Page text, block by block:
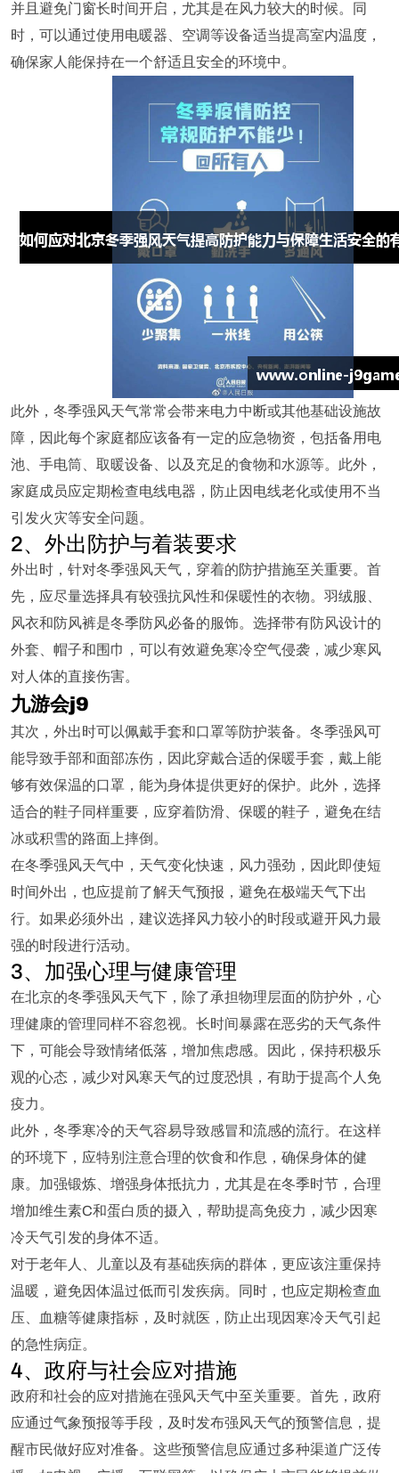
并且避免门窗长时间开启，尤其是在风力较大的时候。同
时，可以通过使用电暖器、空调等设备适当提高室内温度，
确保家人能保持在一个舒适且安全的环境中。
此外，冬季强风天气常常会带来电力中断或其他基础设施故
障，因此每个家庭都应该备有一定的应急物资，包括备用电
池、手电筒、取暖设备、以及充足的食物和水源等。此外，
家庭成员应定期检查电线电器，防止因电线老化或使用不当
引发火灾等安全问题。
2、外出防护与着装要求
外出时，针对冬季强风天气，穿着的防护措施至关重要。首
先，应尽量选择具有较强抗风性和保暖性的衣物。羽绒服、
风衣和防风裤是冬季防风必备的服饰。选择带有防风设计的
外套、帽子和围巾，可以有效避免寒冷空气侵袭，减少寒风
对人体的直接伤害。
九游会j9
其次，外出时可以佩戴手套和口罩等防护装备。冬季强风可
能导致手部和面部冻伤，因此穿戴合适的保暖手套，戴上能
够有效保温的口罩，能为身体提供更好的保护。此外，选择
适合的鞋子同样重要，应穿着防滑、保暖的鞋子，避免在结
冰或积雪的路面上摔倒。
在冬季强风天气中，天气变化快速，风力强劲，因此即使短
时间外出，也应提前了解天气预报，避免在极端天气下出
行。如果必须外出，建议选择风力较小的时段或避开风力最
强的时段进行活动。
3、加强心理与健康管理
在北京的冬季强风天气下，除了承担物理层面的防护外，心
理健康的管理同样不容忽视。长时间暴露在恶劣的天气条件
下，可能会导致情绪低落，增加焦虑感。因此，保持积极乐
观的心态，减少对风寒天气的过度恐惧，有助于提高个人免
疫力。
此外，冬季寒冷的天气容易导致感冒和流感的流行。在这样
的环境下，应特别注意合理的饮食和作息，确保身体的健
康。加强锻炼、增强身体抵抗力，尤其是在冬季时节，合理
增加维生素C和蛋白质的摄入，帮助提高免疫力，减少因寒
冷天气引发的身体不适。
对于老年人、儿童以及有基础疾病的群体，更应该注重保持
温暖，避免因体温过低而引发疾病。同时，也应定期检查血
压、血糖等健康指标，及时就医，防止出现因寒冷天气引起
的急性病症。
4、政府与社会应对措施
政府和社会的应对措施在强风天气中至关重要。首先，政府
应通过气象预报等手段，及时发布强风天气的预警信息，提
醒市民做好应对准备。这些预警信息应通过多种渠道广泛传